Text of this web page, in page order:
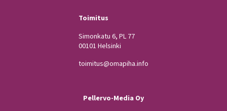
Toimitus
Simonkatu 6, PL 77
00101 Helsinki
toimitus@omapiha.info
Pellervo-Media Oy